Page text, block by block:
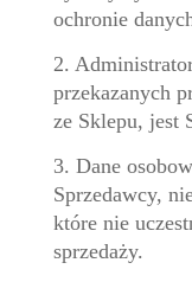
ochronie
2.
przekazanych
ze Sklepu, jest
3. Dane
Sprzedawcy,
które nie
sprzedaży.